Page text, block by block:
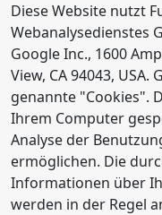
Diese Website nutzt
Webanalysedienstes
Google Inc., 1600
View, CA 94043,
genannte "Cookies".
Ihrem Computer
Analyse der
ermöglichen. Die
Informationen über
werden in der Regel